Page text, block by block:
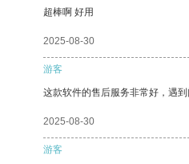
超棒啊 好用
2025-08-30
游客
这款软件的售后服务非常好，遇到
2025-08-30
游客